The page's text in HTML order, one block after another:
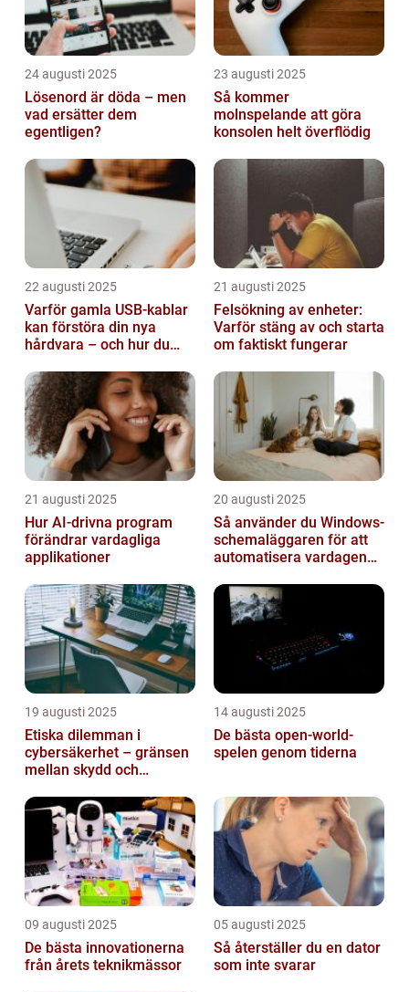
24 augusti 2025
Lösenord är döda – men
vad ersätter dem
egentligen?
23 augusti 2025
Så kommer
molnspelande att göra
konsolen helt överflödig
22 augusti 2025
Varför gamla USB-kablar
kan förstöra din nya
hårdvara – och hur du
21 augusti 2025
Felsökning av enheter:
Varför stäng av och starta
om faktiskt fungerar
21 augusti 2025
Hur AI-drivna program
förändrar vardagliga
applikationer
20 augusti 2025
Så använder du Windows-
schemaläggaren för att
automatisera vardagen
19 augusti 2025
Etiska dilemman i
cybersäkerhet – gränsen
mellan skydd och
14 augusti 2025
De bästa open-world-
spelen genom tiderna
09 augusti 2025
De bästa innovationerna
från årets teknikmässor
05 augusti 2025
Så återställer du en dator
som inte svarar